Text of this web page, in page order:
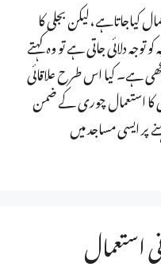
بجلی کا
توجہ دلائی جاتی ہے تو وہ کہتے
ہے۔ کیا اس طرح علاقائی
کا استعمال چوری کے ضمن
پر ایسی مساجد میں
استعمال